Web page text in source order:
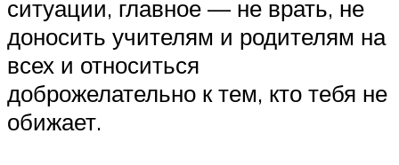
ситуации, главное — не врать, не
доносить учителям и родителям на
всех и относиться
доброжелательно к тем, кто тебя не
обижает.